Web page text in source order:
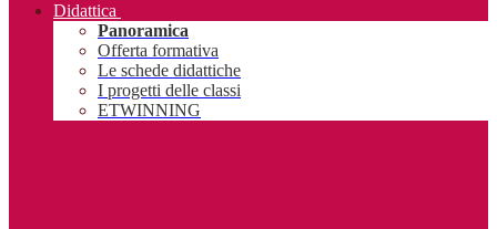
Didattica
Panoramica
Offerta formativa
Le schede didattiche
I progetti delle classi
ETWINNING